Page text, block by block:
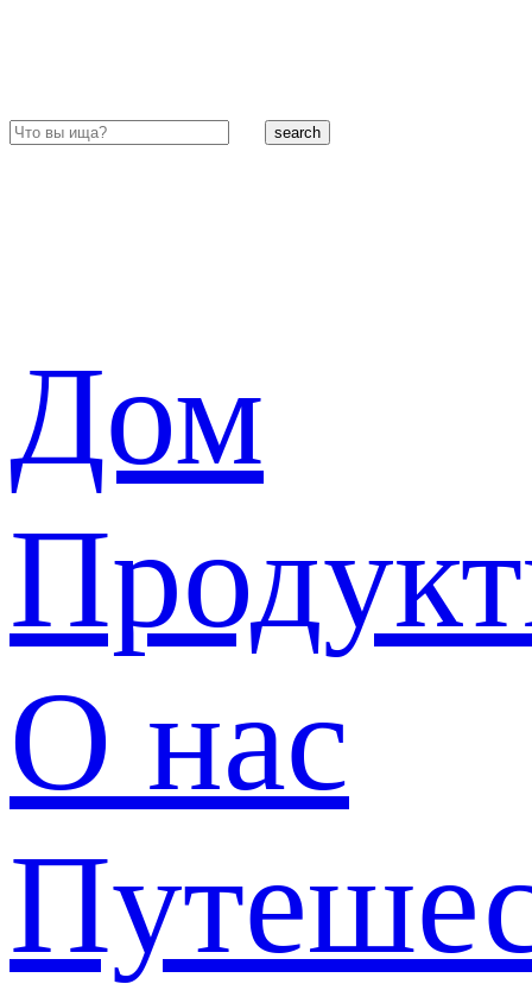
search
Дом
О нас